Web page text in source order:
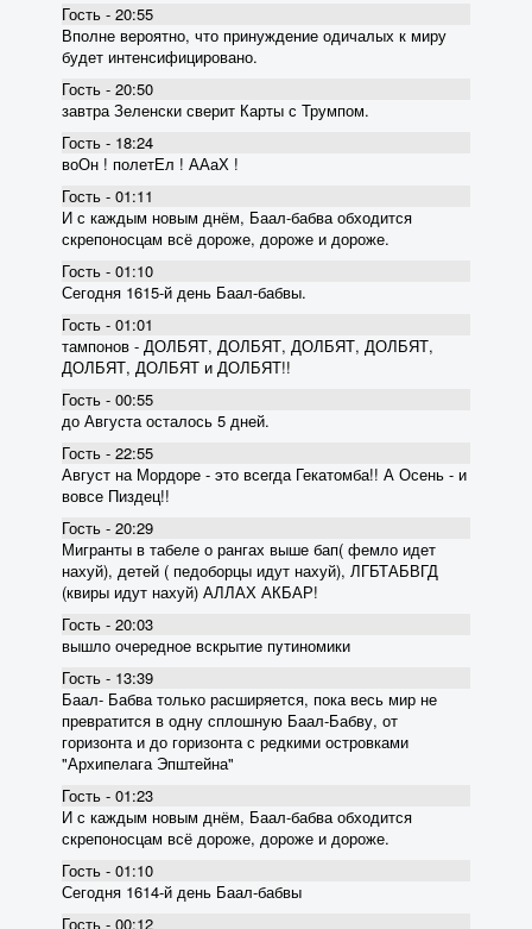
Гость - 20:55
Вполне вероятно, что принуждение одичалых к миру
будет интенсифицировано.
Гость - 20:50
завтра Зеленски сверит Карты с Трумпом.
Гость - 18:24
воОн ! полетЕл ! ААаХ !
Гость - 01:11
И с каждым новым днём, Баал-бабва обходится
скрепоносцам всё дороже, дороже и дороже.
Гость - 01:10
Сегодня 1615-й день Баал-бабвы.
Гость - 01:01
тампонов - ДОЛБЯТ, ДОЛБЯТ, ДОЛБЯТ, ДОЛБЯТ,
ДОЛБЯТ, ДОЛБЯТ и ДОЛБЯТ!!
Гость - 00:55
до Августа осталось 5 дней.
Гость - 22:55
Август на Мордоре - это всегда Гекатомба!! А Осень - и
вовсе Пиздец!!
Гость - 20:29
Мигранты в табеле о рангах выше бап( фемло идет
нахуй), детей ( педоборцы идут нахуй), ЛГБТАБВГД
(квиры идут нахуй) АЛЛАХ АКБАР!
Гость - 20:03
вышло очередное вскрытие пyтиномики
Гость - 13:39
Баал- Бабва только расширяется, пока весь мир не
превратится в одну сплошную Баал-Бабву, от
горизонта и до горизонта с редкими островками
"Архипелага Эпштейна"
Гость - 01:23
И с каждым новым днём, Баал-бабва обходится
скрепоносцам всё дороже, дороже и дороже.
Гость - 01:10
Сегодня 1614-й день Баал-бабвы
Гость - 00:12